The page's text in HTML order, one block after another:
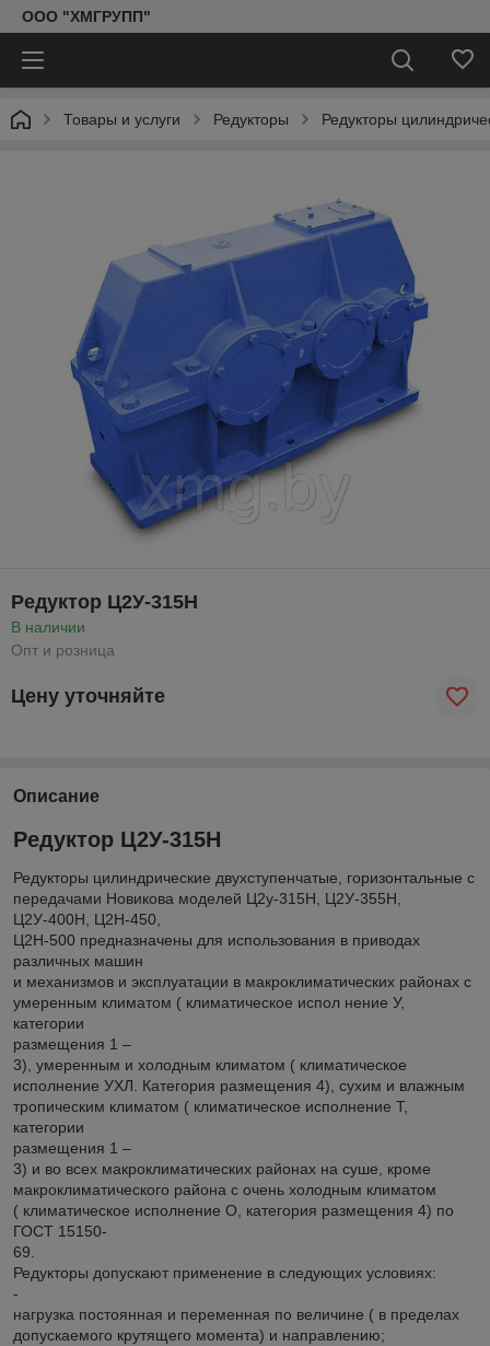
ООО "ХМГРУПП"
Товары и услуги Редукторы Редукторы
Редуктор Ц2У-315Н
В наличии
Опт и розница
Цену уточняйте
Описание
Редуктор Ц2У-315Н
Редукторы цилиндрические двухступенчатые, горизонтальные с
передачами Новикова моделей Ц2у-315Н, Ц2У-355Н,
Ц2У-400Н, Ц2Н-450,
Ц2Н-500 предназначены для использования в приводах
различных машин
и механизмов и эксплуатации в макроклиматических районах с
умеренным климатом ( климатическое испол нение У,
категории
размещения 1 –
3), умеренным и холодным климатом ( климатическое
исполнение УХЛ. Категория размещения 4), сухим и влажным
тропическим климатом ( климатическое исполнение Т,
категории
размещения 1 –
3) и во всех макроклиматических районах на суше, кроме
макроклиматического района с очень холодным климатом
( климатическое исполнение О, категория размещения 4) по
ГОСТ 15150-
69.
Редукторы допускают применение в следующих условиях:
-
нагрузка постоянная и переменная по величине ( в пределах
допускаемого крутящего момента) и направлению;